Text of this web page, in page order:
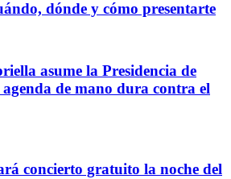
dónde y cómo presentarte
asume la Presidencia de
de mano dura contra el
concierto gratuito la noche del